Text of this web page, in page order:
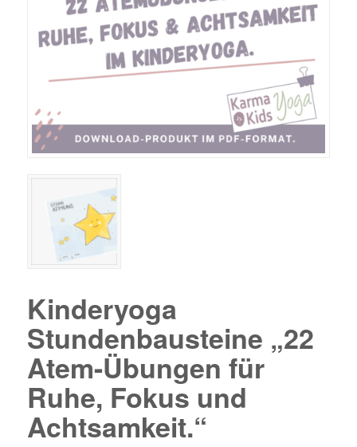
Kinderyoga
Stundenbausteine „22
Atem-Übungen für
Ruhe, Fokus und
Achtsamkeit.“